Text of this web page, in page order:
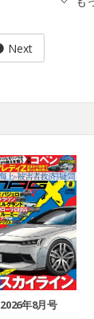
Next
2026年8月号